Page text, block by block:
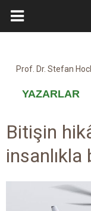
Prof. Dr. Stefan
YAZARLAR
Bitişin